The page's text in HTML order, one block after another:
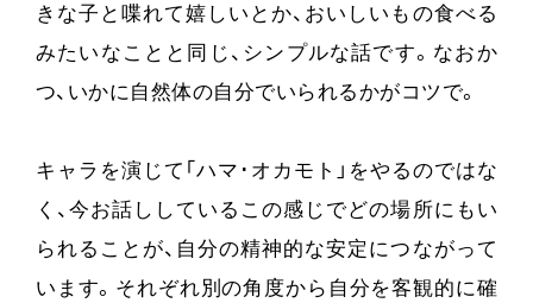
きな子と喋れて嬉しいとか、おいしいもの食べる
みたいなことと同じ、シンプルな話です。なおか
つ、いかに自然体の自分でいられるかがコツで。
キャラを演じて「ハマ･オカモト」をやるのではな
く、今お話ししているこの感じでどの場所にもい
られることが、自分の精神的な安定につながって
います。それぞれ別の角度から自分を客観的に確